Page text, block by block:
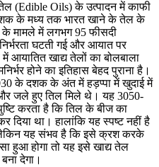
(Edible Oils) के उत्पादन में काफी
के मध्य तक भारत खाने के तेल के
मामले में लगभग 95 फीसदी
घटती गई और आयात पर
आयातित खाद्य तेलों का बोलबाला
होने का इतिहास बेहद पुराना है।
के दशक के अंत में हड़प्पा में खुदाई में
जले हुए तिल मिले थे। यह 3050-
करता है कि तिल के बीज का
था। हालांकि यह स्पष्ट नहीं है
यह संभव है कि इसे क्रश करके
हुआ होगा तो यह इसे खाद्य तेल
देगा।